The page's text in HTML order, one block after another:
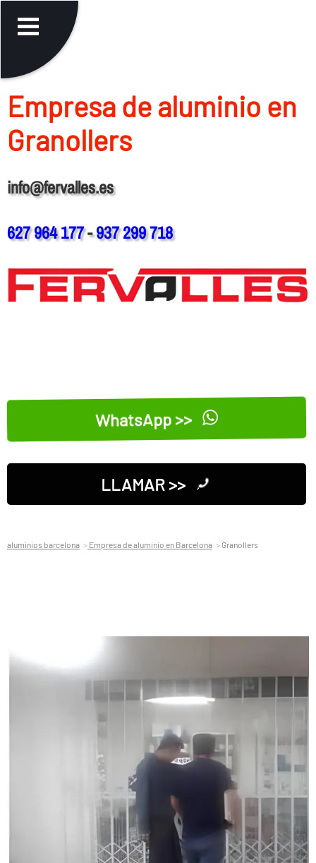
Empresa de aluminio en
Granollers
info@fervalles.es
627 964 177-937 299 718
WhatsApp >>
LLAMAR >>
aluminios barcelona Empresa de aluminio en Barcelona Granollers